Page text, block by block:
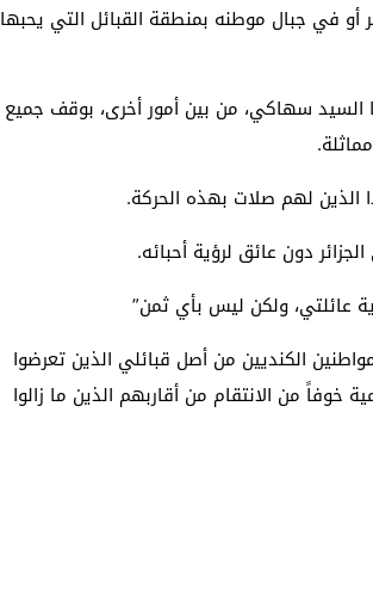
في جبال موطنه بمنطقة القبائل التي يحبها
السيد سهاكي، من بين أمور أخرى، بوقف جميع
الذين لهم صلات بهذه الحركة.
دون عائق لرؤية أحبائه.
عائلتي، ولكن ليس بأي ثمن”
الكنديين من أصل قبائلي الذين تعرضوا
خوفاً من الانتقام من أقاربهم الذين ما زالوا